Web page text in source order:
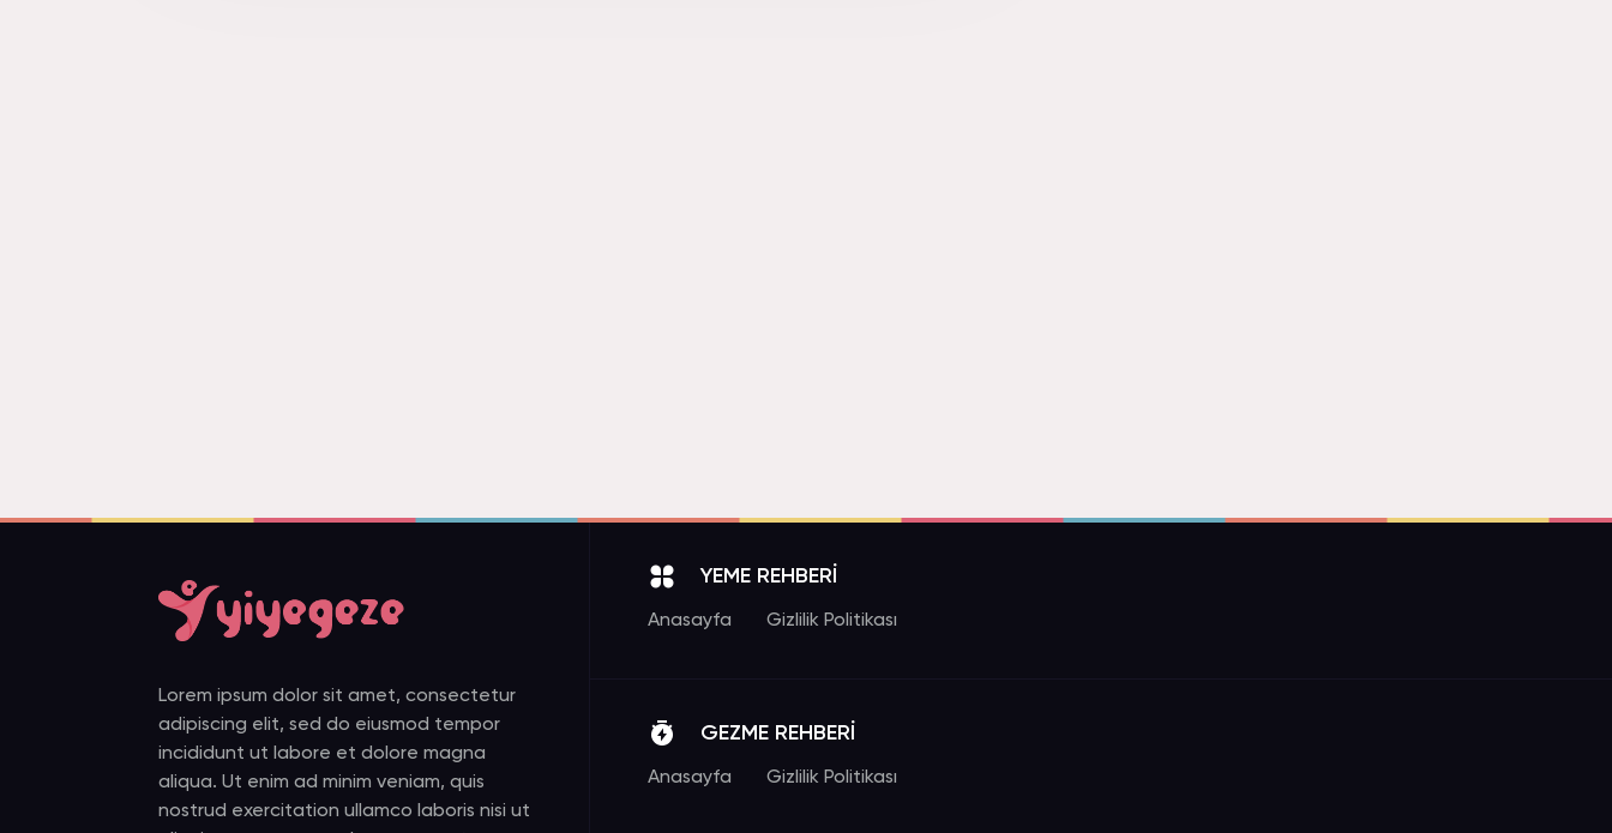
Lorem ipsum dolor sit amet, consectetur
adipiscing elit, sed do eiusmod tempor
incididunt ut labore et dolore magna
aliqua. Ut enim ad minim veniam, quis
nostrud exercitation ullamco laboris nisi ut
YEME REHBERİ
Anasayfa Gizlilik Politikası
GEZME REHBERİ
Anasayfa Gizlilik Politikası